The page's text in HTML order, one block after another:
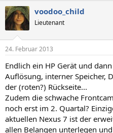
voodoo_child
Lieutenant
24. Februar 2013
Endlich ein HP Gerät und
Auflösung, interner Speicher,
der (roten?) Rückseite...
Zudem die schwache
noch erst im 2. Quartal?
aktuellen Nexus 7 ist der
allen Belangen unterlegen